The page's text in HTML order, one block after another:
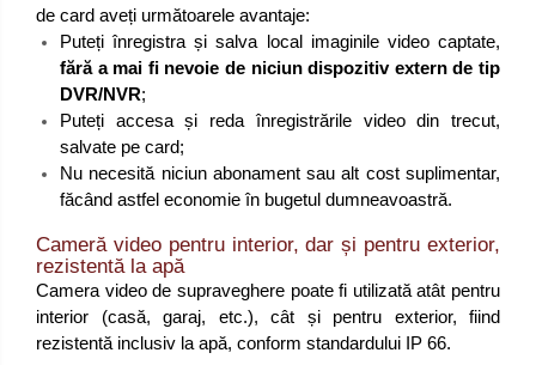
de card aveți următoarele avantaje:
Puteți înregistra și salva local imaginile video captate,
fără a mai fi nevoie de niciun dispozitiv extern de tip
DVR/NVR;
Puteți accesa și reda înregistrările video din trecut,
salvate pe card;
Nu necesită niciun abonament sau alt cost suplimentar,
făcând astfel economie în bugetul dumneavoastră.
Cameră video pentru interior, dar și pentru exterior,
rezistentă la apă
Camera video de supraveghere poate fi utilizată atât pentru
interior (casă, garaj, etc.), cât și pentru exterior, fiind
rezistentă inclusiv la apă, conform standardului IP 66.